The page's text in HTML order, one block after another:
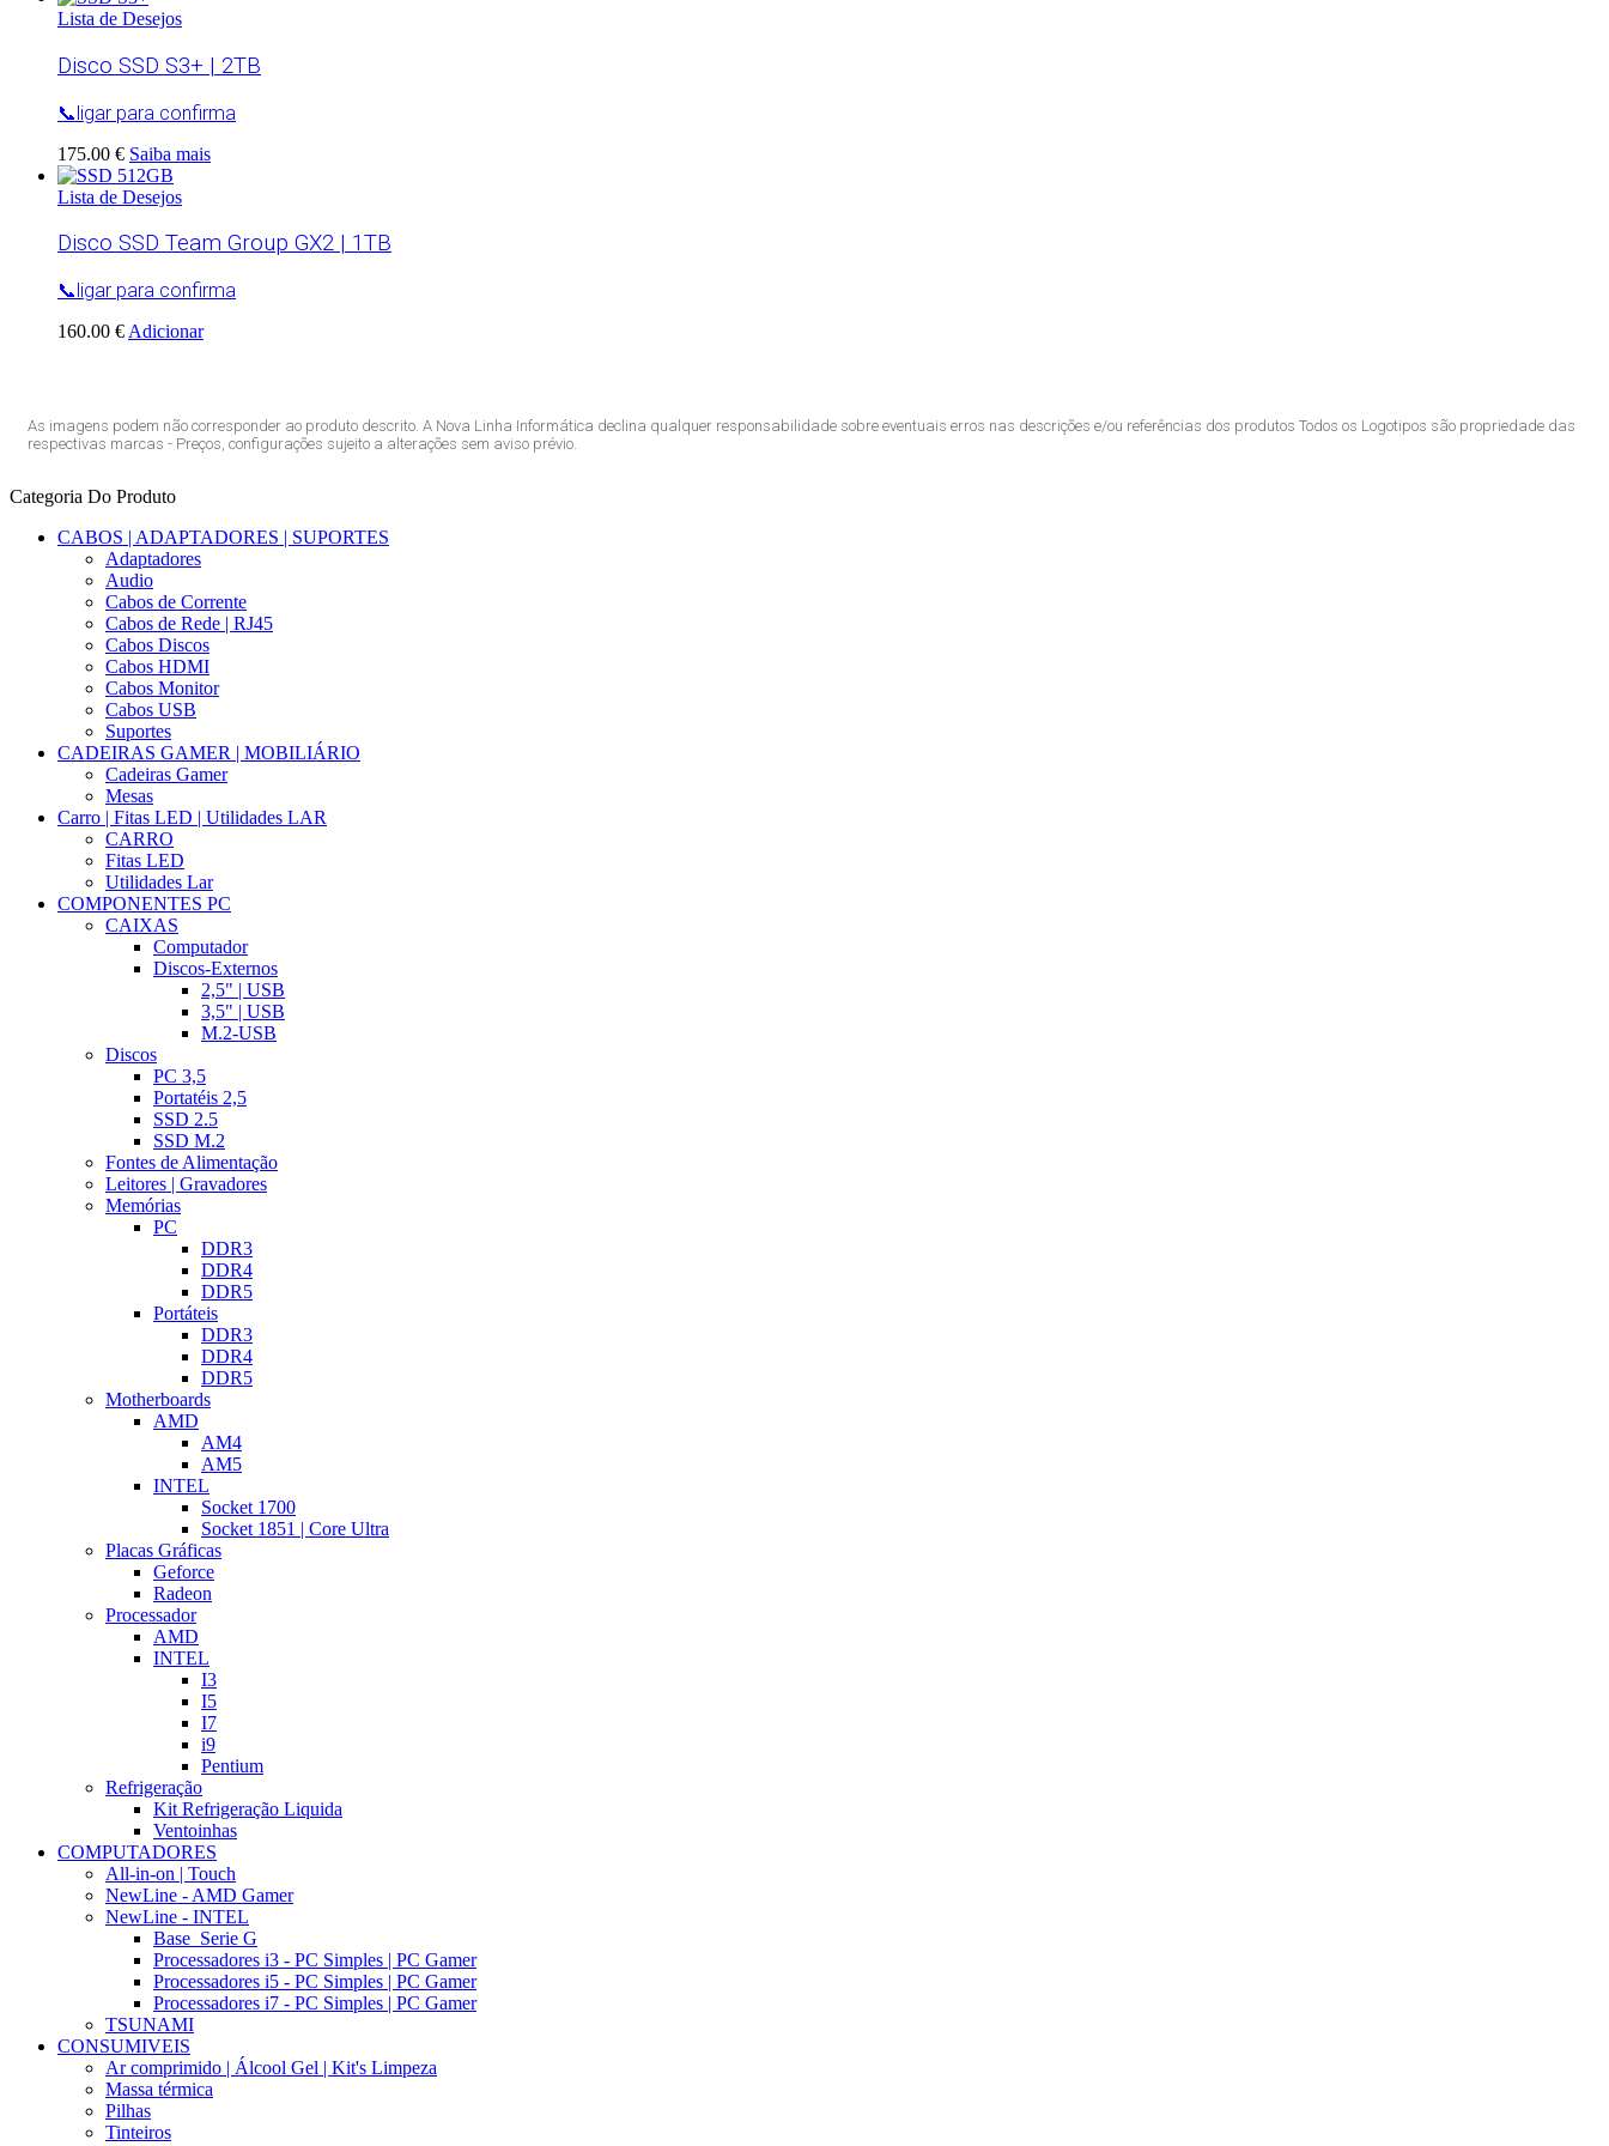
Lista de Desejos
Disco SSD S3+ | 2TB
📞ligar para confirma
175.00 € Saiba mais
Lista de Desejos
Disco SSD Team Group GX2 | 1TB
📞ligar para confirma
160.00 € Adicionar
As imagens podem não corresponder ao produto descrito. A Nova Linha Informática declina qualquer responsabilidade sobre eventuais erros nas descrições e/ou referências dos produtos Todos os Logotipos são propriedade das
respectivas marcas - Preços, configurações sujeito a alterações sem aviso prévio.
Categoria Do Produto
CABOS | ADAPTADORES | SUPORTES
Adaptadores
Audio
Cabos de Corrente
Cabos de Rede | RJ45
Cabos Discos
Cabos HDMI
Cabos Monitor
Cabos USB
Suportes
CADEIRAS GAMER | MOBILIÁRIO
Cadeiras Gamer
Mesas
Carro | Fitas LED | Utilidades LAR
CARRO
Fitas LED
Utilidades Lar
COMPONENTES PC
CAIXAS
Computador
Discos-Externos
2,5" | USB
3,5" | USB
M.2-USB
Discos
PC 3,5
Portatéis 2,5
SSD 2.5
SSD M.2
Fontes de Alimentação
Leitores | Gravadores
Memórias
PC
DDR3
DDR4
DDR5
Portáteis
DDR3
DDR4
DDR5
Motherboards
AMD
AM4
AM5
INTEL
Socket 1700
Socket 1851 | Core Ultra
Placas Gráficas
Geforce
Radeon
Processador
AMD
INTEL
I3
I5
I7
i9
Pentium
Refrigeração
Kit Refrigeração Liquida
Ventoinhas
COMPUTADORES
All-in-on | Touch
NewLine - AMD Gamer
NewLine - INTEL
Base_Serie G
Processadores i3 - PC Simples | PC Gamer
Processadores i5 - PC Simples | PC Gamer
Processadores i7 - PC Simples | PC Gamer
TSUNAMI
CONSUMIVEIS
Ar comprimido | Álcool Gel | Kit's Limpeza
Massa térmica
Pilhas
Tinteiros